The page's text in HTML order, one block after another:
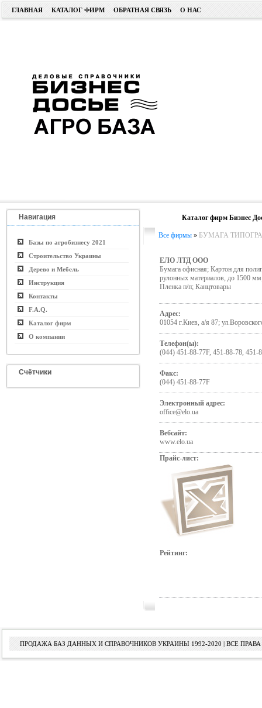
ГЛАВНАЯ КАТАЛОГ ФИРМ ОБРАТНАЯ СВЯЗЬ О НАС
Навигация
Базы по агробизнесу 2021
Строительство Украины
Дерево и Мебель
Инструкция
Контакты
F.A.Q.
Каталог фирм
О компании
Счётчики
Каталог фирм Бизнес
Все фирмы » БУМАГА
ЕЛО ЛТД ООО
Бумага офисная; Картон для
рулонных материалов, до 1500
Пленка п/п; Канцтовары
Адрес:
01054 г.Киев, а/я 87;
Телефон(ы):
(044) 451-88-77F, 451-88-78, 451-
Факс:
(044) 451-88-77F
Электронный адрес:
office@elo.ua
Вебсайт:
www.elo.ua
Прайс-лист:
Рейтинг:
ПРОДАЖА БАЗ ДАННЫХ И СПРАВОЧНИКОВ УКРАИНЫ 1992-2020 | ВСЕ